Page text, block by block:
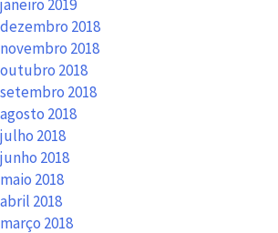
janeiro 2019
dezembro 2018
novembro 2018
outubro 2018
setembro 2018
agosto 2018
julho 2018
junho 2018
maio 2018
abril 2018
março 2018